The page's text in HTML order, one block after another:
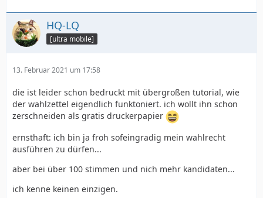
HQ-LQ
[ultra mobile]
13. Februar 2021 um 17:58
die ist leider schon bedruckt mit übergroßen tutorial, wie
der wahlzettel eigendlich funktoniert. ich wollt ihn schon
zerschneiden als gratis druckerpapier
ernsthaft: ich bin ja froh sofeingradig mein wahlrecht
ausführen zu dürfen...
aber bei über 100 stimmen und nich mehr kandidaten...
ich kenne keinen einzigen.